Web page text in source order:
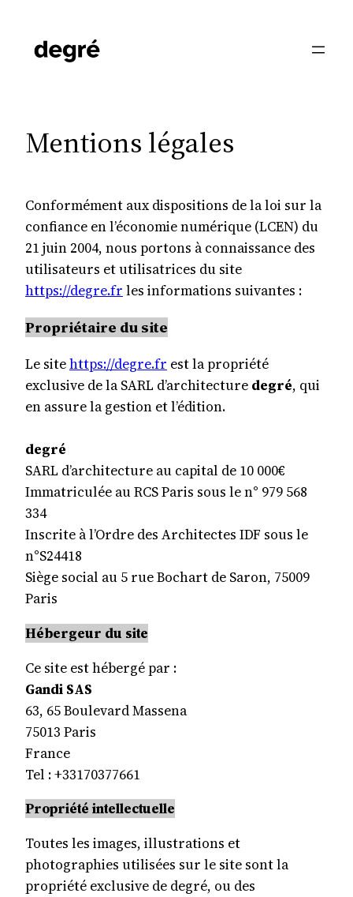
contenu
Mentions légales
Conformément aux dispositions de la loi sur la
confiance en l’économie numérique (LCEN) du
21 juin 2004, nous portons à connaissance des
utilisateurs et utilisatrices du site
https://degre.fr les informations suivantes :
Propriétaire du site
Le sitehttps://degre.fr est la propriété
exclusive de la SARL d’architecture degré, qui
en assure la gestion et l’édition.
degré
SARL d’architecture au capital de 10 000€
Immatriculée au RCS Paris sous le n° 979 568
334
Inscrite à l’Ordre des Architectes IDF sous le
n°S24418
Siège social au 5 rue Bochart de Saron, 75009
Paris
Hébergeur du site
Ce site est hébergé par :
Gandi SAS
63, 65 Boulevard Massena
75013 Paris
France
Tel : +33170377661
Propriété intellectuelle
Toutes les images, illustrations et
photographies utilisées sur le site sont la
propriété exclusive de degré, ou des